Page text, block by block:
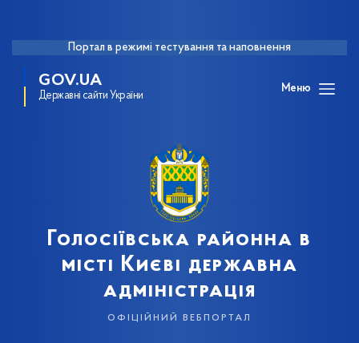
Портал в режимі тестування та наповнення
GOV.UA
Державні сайти України
Меню
Голосіївська районна в
місті Києві державна
адміністрація
офіційний вебпортал